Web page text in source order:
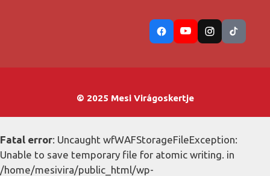
© 2025 Mesi Virágoskertje
Fatal error: Uncaught wfWAFStorageFileException:
Unable to save temporary file for atomic writing. in
/home/mesivira/public_html/wp-